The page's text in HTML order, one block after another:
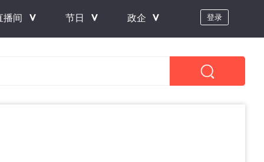
播间 ＾ 节日 ＾ 政企 ＾ 登录